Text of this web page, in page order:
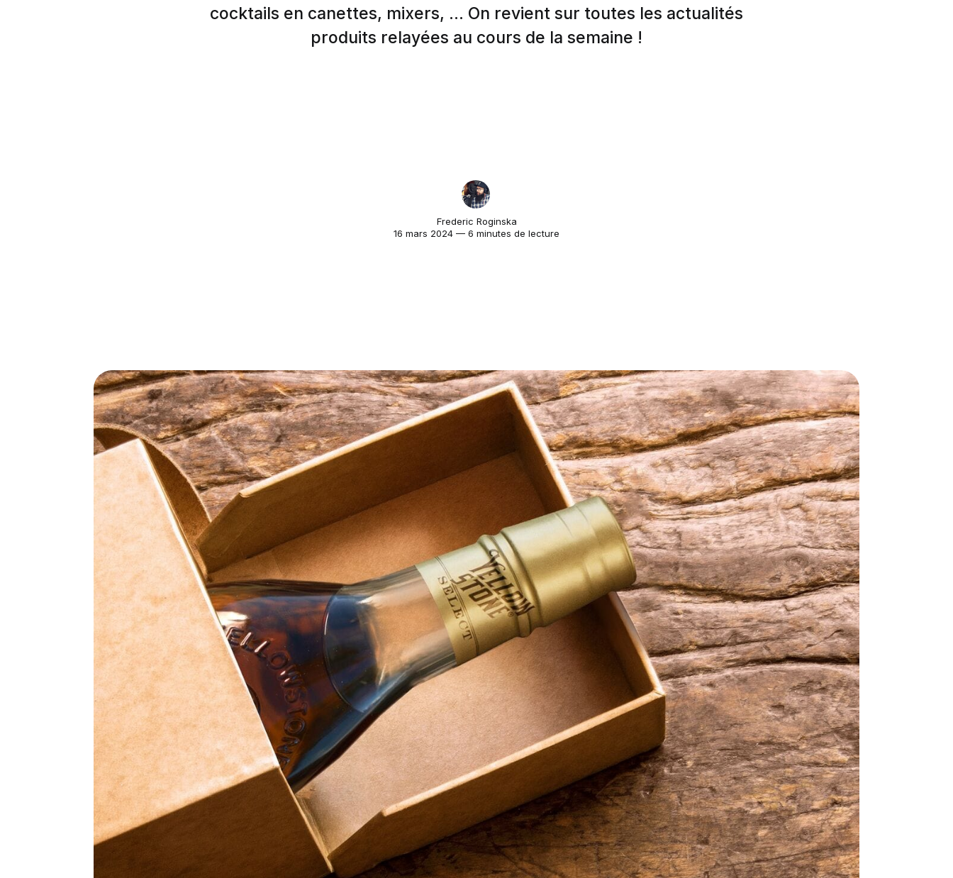
cocktails en canettes, mixers, ... On revient sur toutes les actualités
produits relayées au cours de la semaine !
Frederic Roginska
16 mars 2024 — 6 minutes de lecture